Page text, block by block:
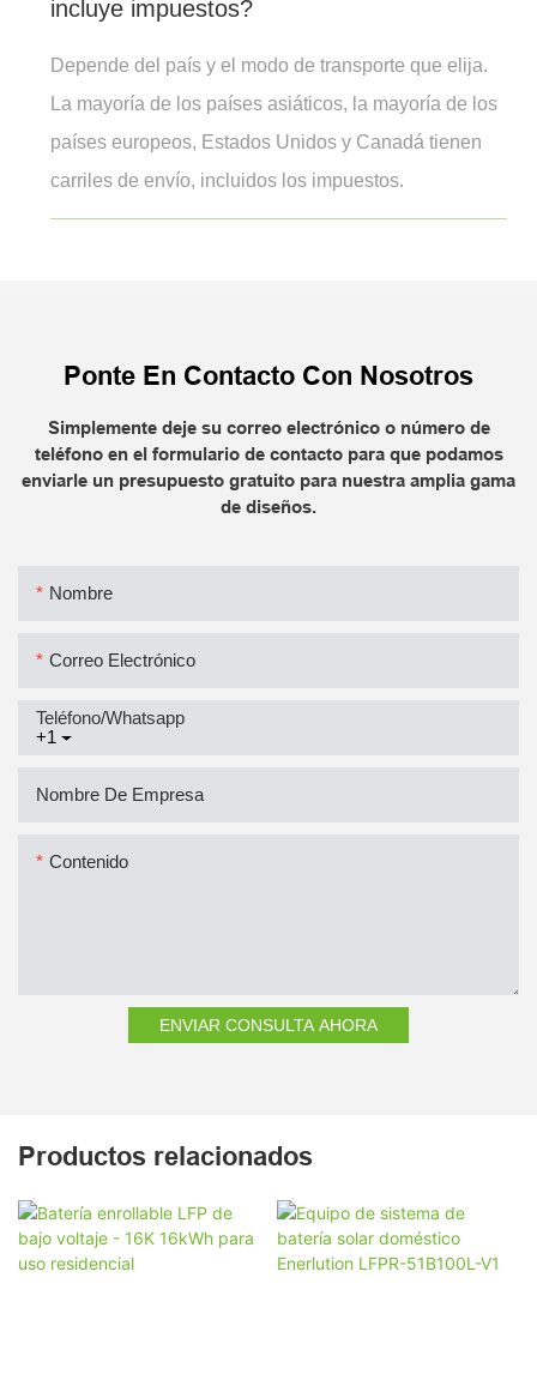
incluye impuestos?
Depende del país y el modo de transporte que elija.
La mayoría de los países asiáticos, la mayoría de los
países europeos, Estados Unidos y Canadá tienen
carriles de envío, incluidos los impuestos.
Ponte En Contacto Con Nosotros
Simplemente deje su correo electrónico o número de
teléfono en el formulario de contacto para que podamos
enviarle un presupuesto gratuito para nuestra amplia gama
de diseños.
Nombre
Correo Electrónico
+1
Teléfono/whatsapp
Nombre De Empresa
Contenido
ENVIAR CONSULTA AHORA
Productos relacionados